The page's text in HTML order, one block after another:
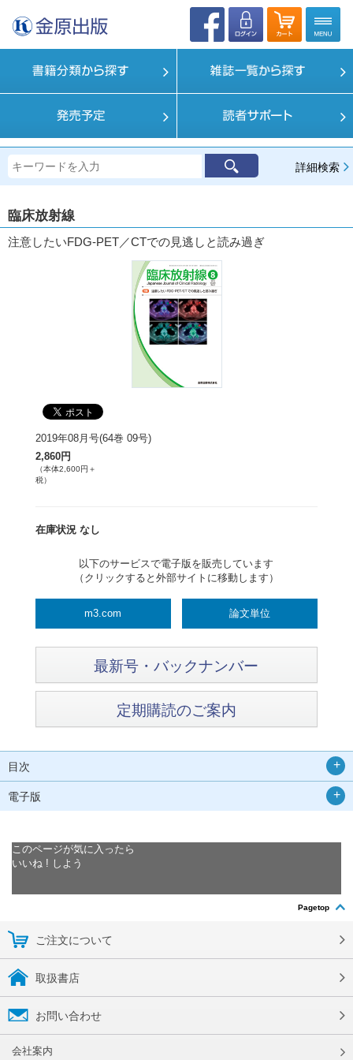
詳細検索
臨床放射線
注意したいFDG-PET／CTでの見逃しと読み過ぎ
2019年08月号(64巻 09号)
2,860円
（本体2,600円＋
税）
在庫状況 なし
以下のサービスで電子版を販売しています
（クリックすると外部サイトに移動します）
m3.com 論文単位
最新号・バックナンバー
定期購読のご案内
目次
電子版
このページが気に入ったら
いいね ! しよう
Pagetop
ご注文について
取扱書店
お問い合わせ
会社案内